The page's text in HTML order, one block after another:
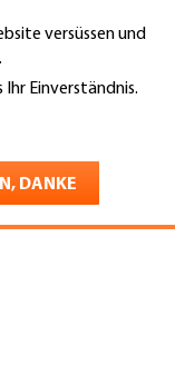
versüssen und
Einverständnis.
DANKE
Wand